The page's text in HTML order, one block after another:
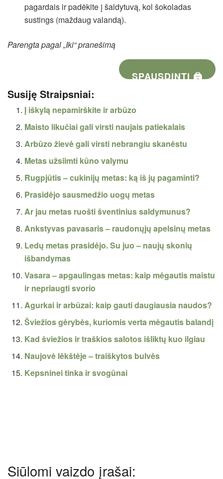
pagardais ir padėkite į šaldytuvą, kol šokoladas
sustings (maždaug valandą).
Parengta pagal „Iki“ pranešimą
SPAUSDINTI 🖨
Susiję Straipsniai:
Į iškylą nepamirškite ir arbūzo
Maisto likučiai gali virsti naujais patiekalais
Arbūzo žievė gali virsti nebrangiu skanėstu
Metas užsiimti kūno valymu
Rugpjūtis – cukinijų metas: ką iš jų pagaminti?
Prasidėjo sausmedžio uogų metas
Ar jau metas ruošti šventinius saldymunus?
Ankstyvas pavasaris – raudonųjų apelsinų metas
Ledų metas prasidėjo. Su juo – naujų skonių
išbandymas
Vasara – apgaulingas metas: kaip mėgautis maistu
ir nepriaugti svorio
Agurkai ir arbūzai: kaip gauti daugiausia naudos?
Šviežios gėrybės, kuriomis verta mėgautis balandį
Kad šviežios ir traškios salotos išliktų kuo ilgiau
Naujovė lėkštėje – traiškytos bulvės
Kepsninei tinka ir svogūnai
Siūlomi vaizdo įrašai: